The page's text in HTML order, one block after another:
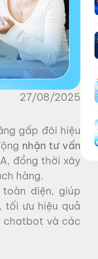
27/08/2025
gấp đôi hiệu
nhận tư vấn
đồng thời xây
hàng.
diện, giúp
tối ưu hiệu quả
chatbot và các